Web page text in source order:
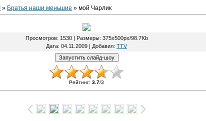
» Братья наши меньшие » мой Чарлик
Просмотров: 1530 | Размеры: 375x500px/98.7Kb
Дата: 04.11.2009 | Добавил: TTV
Рейтинг: 3.7/3